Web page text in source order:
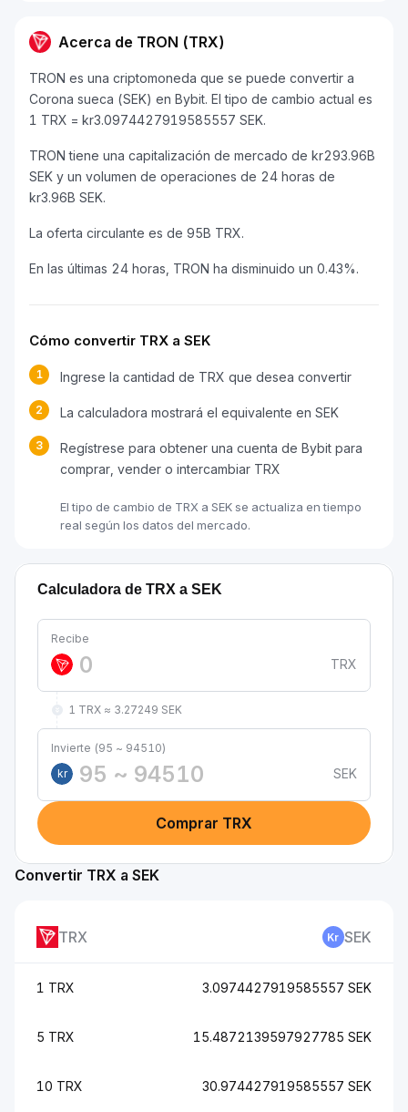
Acerca de TRON (TRX)
TRON es una criptomoneda que se puede convertir a
Corona sueca (SEK) en Bybit. El tipo de cambio actual es
1 TRX = kr3.0974427919585557 SEK.
TRON tiene una capitalización de mercado de kr293.96B
SEK y un volumen de operaciones de 24 horas de
kr3.96B SEK.
La oferta circulante es de 95B TRX.
En las últimas 24 horas, TRON ha disminuido un 0.43%.
Cómo convertir TRX a SEK
1 Ingrese la cantidad de TRX que desea convertir
2 La calculadora mostrará el equivalente en SEK
3
Regístrese para obtener una cuenta de Bybit para
comprar, vender o intercambiar TRX
El tipo de cambio de TRX a SEK se actualiza en tiempo
real según los datos del mercado.
Calculadora de TRX a SEK
Recibe
TRX
1 TRX ≈ 3.27249 SEK
Invierte (95 ~ 94510)
kr
SEK
Comprar TRX
Convertir TRX a SEK
TRX SEK
1 TRX 3.0974427919585557 SEK
5 TRX 15.4872139597927785 SEK
10 TRX 30.974427919585557 SEK